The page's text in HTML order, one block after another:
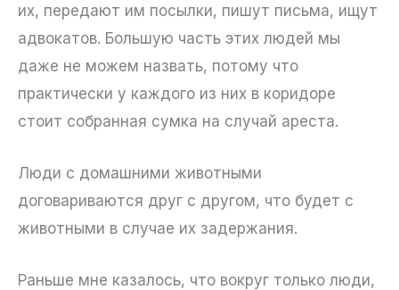
их, передают им посылки, пишут письма, ищут
адвокатов. Большую часть этих людей мы
даже не можем назвать, потому что
практически у каждого из них в коридоре
стоит собранная сумка на случай ареста.
Люди с домашними животными
договариваются друг с другом, что будет с
животными в случае их задержания.
Раньше мне казалось, что вокруг только люди,